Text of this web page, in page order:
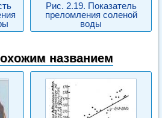
Рис. 2.19. Показатель
преломления соленой
воды
названием